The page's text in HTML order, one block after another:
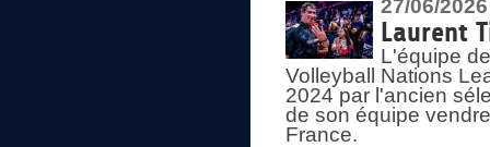
27/06/2026
Laurent
L'équipe
Volleyball Nations
2024 par l'ancien
de son équipe
France.